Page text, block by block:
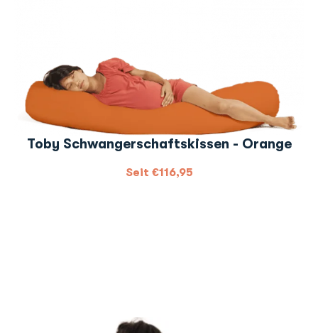
Toby Schwangerschaftskissen - Orange
Seit €116,95